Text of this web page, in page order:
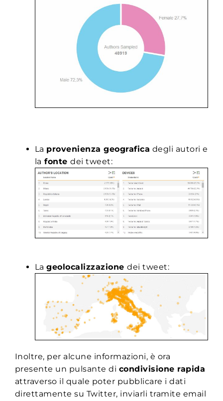
La provenienza geografica degli autori e
la fontedei tweet:
Lageolocalizzazionedei tweet:
Inoltre, per alcune informazioni, è ora
presente un pulsante di condivisione rapida
attraverso il quale poter pubblicare i dati
direttamente su Twitter, inviarli tramite email